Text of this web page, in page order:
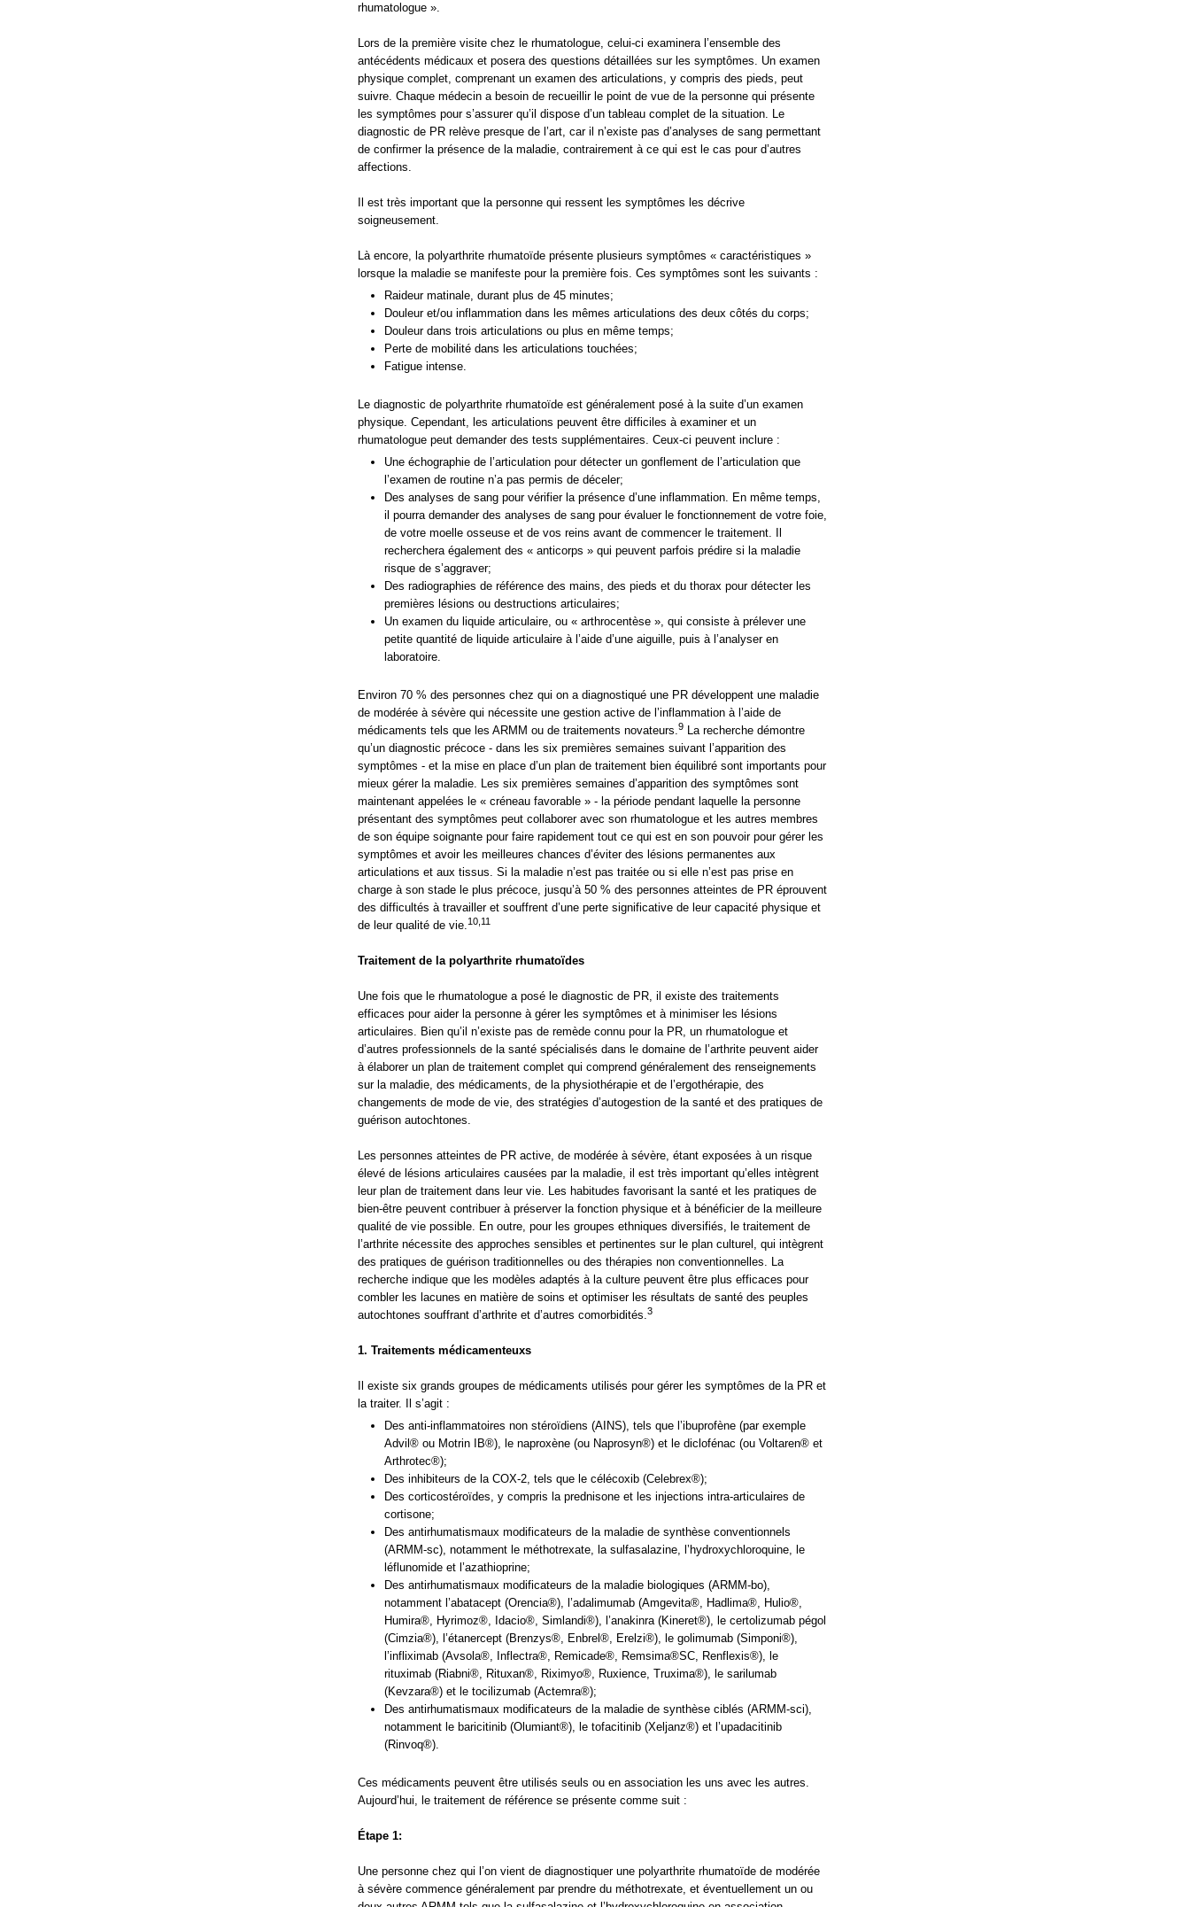
rhumatologue ».
Lors de la première visite chez le rhumatologue, celui-ci examinera l’ensemble des
antécédents médicaux et posera des questions détaillées sur les symptômes. Un examen
physique complet, comprenant un examen des articulations, y compris des pieds, peut
suivre. Chaque médecin a besoin de recueillir le point de vue de la personne qui présente
les symptômes pour s’assurer qu’il dispose d’un tableau complet de la situation. Le
diagnostic de PR relève presque de l’art, car il n’existe pas d’analyses de sang permettant
de confirmer la présence de la maladie, contrairement à ce qui est le cas pour d’autres
affections.
Il est très important que la personne qui ressent les symptômes les décrive
soigneusement.
Là encore, la polyarthrite rhumatoïde présente plusieurs symptômes « caractéristiques »
lorsque la maladie se manifeste pour la première fois. Ces symptômes sont les suivants :
Raideur matinale, durant plus de 45 minutes;
Douleur et/ou inflammation dans les mêmes articulations des deux côtés du corps;
Douleur dans trois articulations ou plus en même temps;
Perte de mobilité dans les articulations touchées;
Fatigue intense.
Le diagnostic de polyarthrite rhumatoïde est généralement posé à la suite d’un examen
physique. Cependant, les articulations peuvent être difficiles à examiner et un
rhumatologue peut demander des tests supplémentaires. Ceux-ci peuvent inclure :
Une échographie de l’articulation pour détecter un gonflement de l’articulation que
l’examen de routine n’a pas permis de déceler;
Des analyses de sang pour vérifier la présence d’une inflammation. En même temps,
il pourra demander des analyses de sang pour évaluer le fonctionnement de votre foie,
de votre moelle osseuse et de vos reins avant de commencer le traitement. Il
recherchera également des « anticorps » qui peuvent parfois prédire si la maladie
risque de s’aggraver;
Des radiographies de référence des mains, des pieds et du thorax pour détecter les
premières lésions ou destructions articulaires;
Un examen du liquide articulaire, ou « arthrocentèse », qui consiste à prélever une
petite quantité de liquide articulaire à l’aide d’une aiguille, puis à l’analyser en
laboratoire.
Environ 70 % des personnes chez qui on a diagnostiqué une PR développent une maladie
de modérée à sévère qui nécessite une gestion active de l’inflammation à l’aide de
médicaments tels que les ARMM ou de traitements novateurs.9 La recherche démontre
qu’un diagnostic précoce - dans les six premières semaines suivant l’apparition des
symptômes - et la mise en place d’un plan de traitement bien équilibré sont importants pour
mieux gérer la maladie. Les six premières semaines d’apparition des symptômes sont
maintenant appelées le « créneau favorable » - la période pendant laquelle la personne
présentant des symptômes peut collaborer avec son rhumatologue et les autres membres
de son équipe soignante pour faire rapidement tout ce qui est en son pouvoir pour gérer les
symptômes et avoir les meilleures chances d’éviter des lésions permanentes aux
articulations et aux tissus. Si la maladie n’est pas traitée ou si elle n’est pas prise en
charge à son stade le plus précoce, jusqu’à 50 % des personnes atteintes de PR éprouvent
des difficultés à travailler et souffrent d’une perte significative de leur capacité physique et
de leur qualité de vie.10,11
Traitement de la polyarthrite rhumatoïdes
Une fois que le rhumatologue a posé le diagnostic de PR, il existe des traitements
efficaces pour aider la personne à gérer les symptômes et à minimiser les lésions
articulaires. Bien qu’il n’existe pas de remède connu pour la PR, un rhumatologue et
d’autres professionnels de la santé spécialisés dans le domaine de l’arthrite peuvent aider
à élaborer un plan de traitement complet qui comprend généralement des renseignements
sur la maladie, des médicaments, de la physiothérapie et de l’ergothérapie, des
changements de mode de vie, des stratégies d’autogestion de la santé et des pratiques de
guérison autochtones.
Les personnes atteintes de PR active, de modérée à sévère, étant exposées à un risque
élevé de lésions articulaires causées par la maladie, il est très important qu’elles intègrent
leur plan de traitement dans leur vie. Les habitudes favorisant la santé et les pratiques de
bien-être peuvent contribuer à préserver la fonction physique et à bénéficier de la meilleure
qualité de vie possible. En outre, pour les groupes ethniques diversifiés, le traitement de
l’arthrite nécessite des approches sensibles et pertinentes sur le plan culturel, qui intègrent
des pratiques de guérison traditionnelles ou des thérapies non conventionnelles. La
recherche indique que les modèles adaptés à la culture peuvent être plus efficaces pour
combler les lacunes en matière de soins et optimiser les résultats de santé des peuples
autochtones souffrant d’arthrite et d’autres comorbidités.3
1. Traitements médicamenteuxs
Il existe six grands groupes de médicaments utilisés pour gérer les symptômes de la PR et
la traiter. Il s’agit :
Des anti-inflammatoires non stéroïdiens (AINS), tels que l’ibuprofène (par exemple
Advil® ou Motrin IB®), le naproxène (ou Naprosyn®) et le diclofénac (ou Voltaren® et
Arthrotec®);
Des inhibiteurs de la COX-2, tels que le célécoxib (Celebrex®);
Des corticostéroïdes, y compris la prednisone et les injections intra-articulaires de
cortisone;
Des antirhumatismaux modificateurs de la maladie de synthèse conventionnels
(ARMM-sc), notamment le méthotrexate, la sulfasalazine, l’hydroxychloroquine, le
léflunomide et l’azathioprine;
Des antirhumatismaux modificateurs de la maladie biologiques (ARMM-bo),
notamment l’abatacept (Orencia®), l’adalimumab (Amgevita®, Hadlima®, Hulio®,
Humira®, Hyrimoz®, Idacio®, Simlandi®), l’anakinra (Kineret®), le certolizumab pégol
(Cimzia®), l’étanercept (Brenzys®, Enbrel®, Erelzi®), le golimumab (Simponi®),
l’infliximab (Avsola®, Inflectra®, Remicade®, Remsima®SC, Renflexis®), le
rituximab (Riabni®, Rituxan®, Riximyo®, Ruxience, Truxima®), le sarilumab
(Kevzara®) et le tocilizumab (Actemra®);
Des antirhumatismaux modificateurs de la maladie de synthèse ciblés (ARMM-sci),
notamment le baricitinib (Olumiant®), le tofacitinib (Xeljanz®) et l’upadacitinib
(Rinvoq®).
Ces médicaments peuvent être utilisés seuls ou en association les uns avec les autres.
Aujourd’hui, le traitement de référence se présente comme suit :
Étape 1:
Une personne chez qui l’on vient de diagnostiquer une polyarthrite rhumatoïde de modérée
à sévère commence généralement par prendre du méthotrexate, et éventuellement un ou